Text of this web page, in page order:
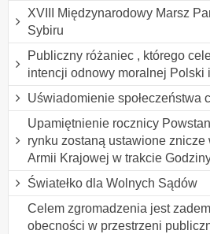
XVIII Międzynarodowy Marsz
Sybiru
Publiczny różaniec , którego
intencji odnowy moralnej Polski
Uświadomienie społeczeństwa
Upamiętnienie rocznicy
rynku zostaną ustawione znicze
Armii Krajowej w trakcie
Światełko dla Wolnych Sądów
Celem zgromadzenia jest
obecności w przestrzeni